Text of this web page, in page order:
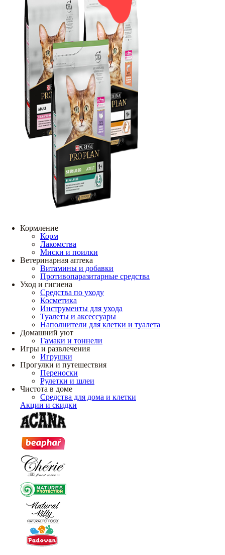
Кормление
Корм
Лакомства
Миски и поилки
Ветеринарная аптека
Витамины и добавки
Противопаразитарные средства
Уход и гигиена
Средства по уходу
Косметика
Инструменты для ухода
Туалеты и аксессуары
Наполнители для клетки и туалета
Домашний уют
Гамаки и тоннели
Игры и развлечения
Игрушки
Прогулки и путешествия
Переноски
Рулетки и шлеи
Чистота в доме
Средства для дома и клетки
Акции и скидки